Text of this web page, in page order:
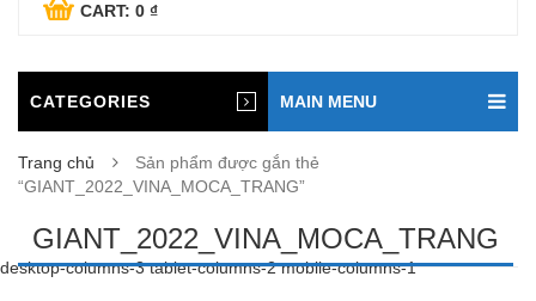
CART: 0 ₫
CATEGORIES MAIN MENU
Trang chủ
Sản phẩm được gắn thẻ
“GIANT_2022_VINA_MOCA_TRANG”
GIANT_2022_VINA_MOCA_TRANG
desktop-columns-3 tablet-columns-2 mobile-columns-1